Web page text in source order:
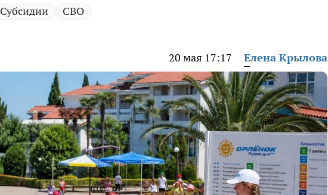
Субсидии СВО
20 мая 17:17 Елена Крылова